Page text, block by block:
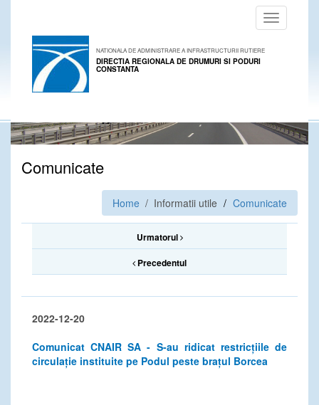
Toggle
navigation
NATIONALA DE ADMINISTRARE A INFRASTRUCTURII RUTIERE
DIRECTIA REGIONALA DE DRUMURI SI PODURI
CONSTANTA
Comunicate
Home / Informatii utile Comunicate
Urmatorul
Precedentul
2022-12-20
Comunicat CNAIR SA - S-au ridicat restricțiile de
circulație instituite pe Podul peste brațul Borcea